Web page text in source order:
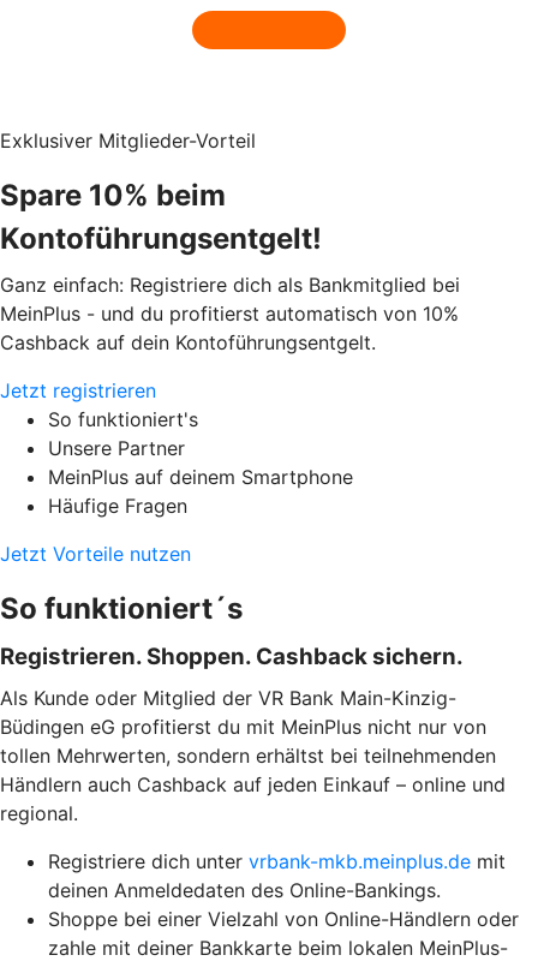
Exklusiver Mitglieder-Vorteil
Spare 10% beim
Kontoführungsentgelt!
Ganz einfach: Registriere dich als Bankmitglied bei
MeinPlus - und du profitierst automatisch von 10%
Cashback auf dein Kontoführungsentgelt.
Jetzt registrieren
So funktioniert's
Unsere Partner
MeinPlus auf deinem Smartphone
Häufige Fragen
Jetzt Vorteile nutzen
So funktioniert´s
Registrieren. Shoppen. Cashback sichern.
Als Kunde oder Mitglied der VR Bank Main-Kinzig-
Büdingen eG profitierst du mit MeinPlus nicht nur von
tollen Mehrwerten, sondern erhältst bei teilnehmenden
Händlern auch Cashback auf jeden Einkauf – online und
regional.
Registriere dich unter vrbank-mkb.meinplus.de mit
deinen Anmeldedaten des Online-Bankings.
Shoppe bei einer Vielzahl von Online-Händlern oder
zahle mit deiner Bankkarte beim lokalen MeinPlus-